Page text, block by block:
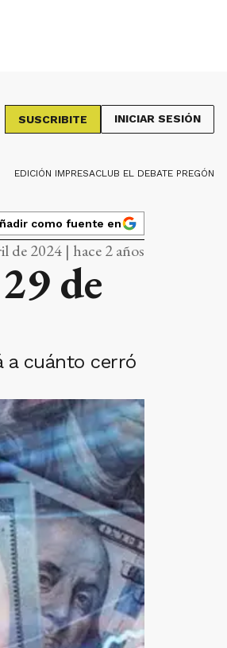
SUSCRIBITE INICIAR SESIÓN
EDICIÓN IMPRESACLUB EL DEBATE PREGÓN
como fuente en
de 2024 | hace 2 años
de
a cuánto cerró